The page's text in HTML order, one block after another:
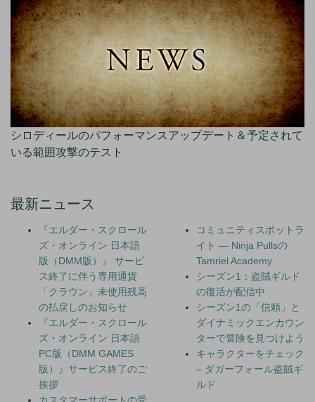
シロディールのパフォーマンスアップデート＆予定されて
いる範囲攻撃のテスト
最新ニュース
『エルダー・スクロール
ズ・オンライン 日本語
版（DMM版）』 サービ
ス終了に伴う専用通貨
「クラウン」未使用残高
の払戻しのお知らせ
『エルダー・スクロール
ズ・オンライン 日本語
PC版（DMM GAMES
版）』サービス終了のご
挨拶
コミュニティスポットラ
イト — Ninja Pullsの
Tamriel Academy
シーズン1：盗賊ギルド
の復活が配信中
シーズン1の「信頼」と
ダイナミックエンカウン
ターで冒険を見つけよう
キャラクターをチェック
– ダガーフォール盗賊ギ
ルド